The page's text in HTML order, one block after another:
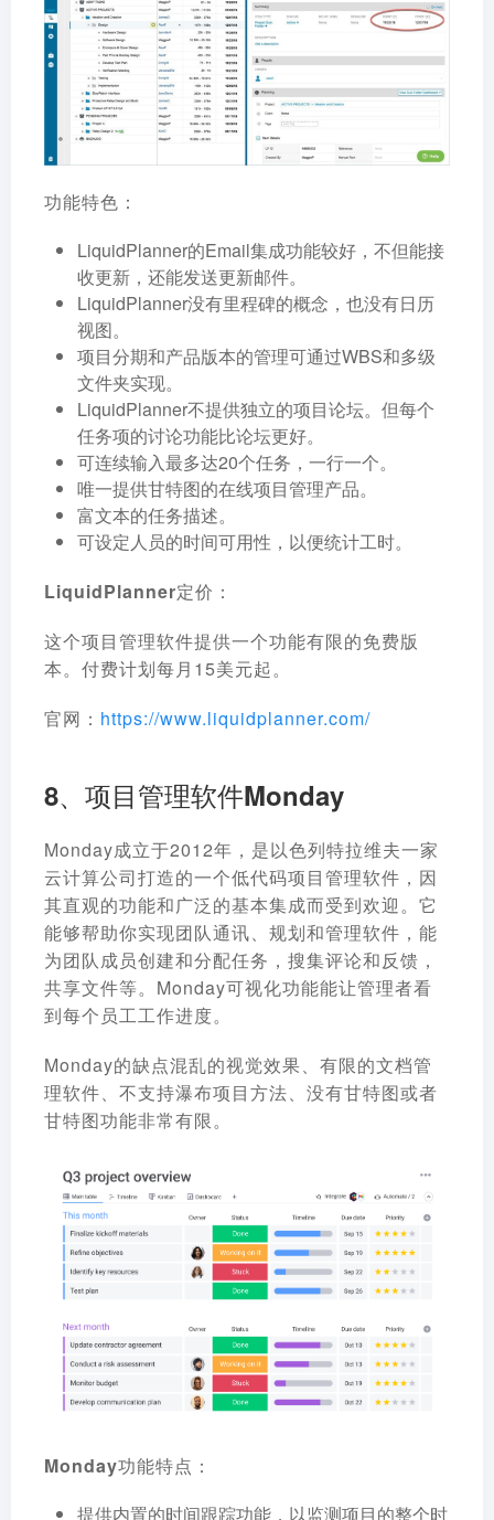
功能特色：
LiquidPlanner的Email集成功能较好，不但能接
收更新，还能发送更新邮件。
LiquidPlanner没有里程碑的概念，也没有日历
视图。
项目分期和产品版本的管理可通过WBS和多级
文件夹实现。
LiquidPlanner不提供独立的项目论坛。但每个
任务项的讨论功能比论坛更好。
可连续输入最多达20个任务，一行一个。
唯一提供甘特图的在线项目管理产品。
富文本的任务描述。
可设定人员的时间可用性，以便统计工时。
LiquidPlanner定价：
这个项目管理软件提供一个功能有限的免费版
本。付费计划每月15美元起。
官网： https://www.liquidplanner.com/
8、项目管理软件Monday
Monday成立于2012年，是以色列特拉维夫一家
云计算公司打造的一个低代码项目管理软件，因
其直观的功能和广泛的基本集成而受到欢迎。它
能够帮助你实现团队通讯、规划和管理软件，能
为团队成员创建和分配任务，搜集评论和反馈，
共享文件等。Monday可视化功能能让管理者看
到每个员工工作进度。
Monday的缺点混乱的视觉效果、有限的文档管
理软件、不支持瀑布项目方法、没有甘特图或者
甘特图功能非常有限。
Monday功能特点：
提供内置的时间跟踪功能，以监测项目的整个时